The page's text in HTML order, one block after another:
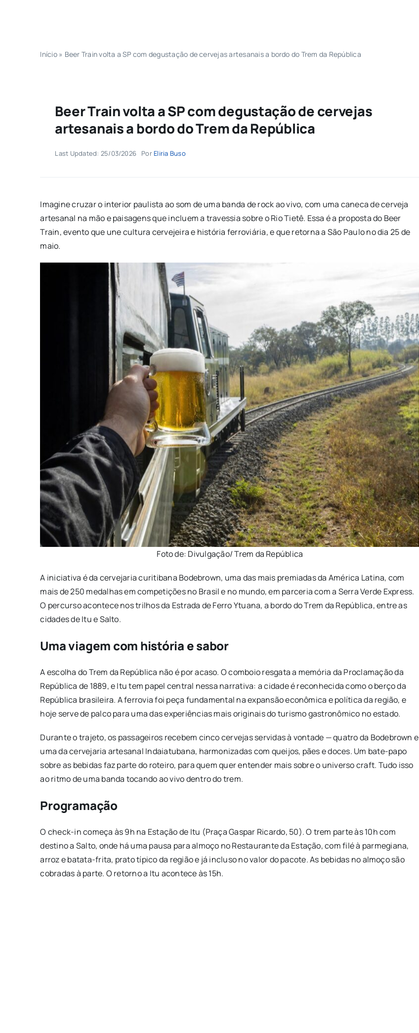
Início» Beer Train volta a SP com degustação de cervejas artesanais a bordo do Trem da República
Beer Train volta a SP com degustação de cervejas
artesanais a bordo do Trem da República
Last Updated: 25/03/2026 PorEliria Buso
Imagine cruzar o interior paulista ao som de uma banda de rock ao vivo, com uma caneca de cerveja
artesanal na mão e paisagens que incluem a travessia sobre o Rio Tietê. Essa é a proposta do Beer
Train, evento que une cultura cervejeira e história ferroviária, e que retorna a São Paulo no dia 25 de
maio.
Foto de: Divulgação/ Trem da República
A iniciativa é da cervejaria curitibana Bodebrown, uma das mais premiadas da América Latina, com
mais de 250 medalhas em competições no Brasil e no mundo, em parceria com a Serra Verde Express.
O percurso acontece nos trilhos da Estrada de Ferro Ytuana, a bordo do Trem da República, entre as
cidades de Itu e Salto.
Uma viagem com história e sabor
A escolha do Trem da República não é por acaso. O comboio resgata a memória da Proclamação da
República de 1889, e Itu tem papel central nessa narrativa: a cidade é reconhecida como o berço da
República brasileira. A ferrovia foi peça fundamental na expansão econômica e política da região, e
hoje serve de palco para uma das experiências mais originais do turismo gastronômico no estado.
Durante o trajeto, os passageiros recebem cinco cervejas servidas à vontade — quatro da Bodebrown e
uma da cervejaria artesanal Indaiatubana, harmonizadas com queijos, pães e doces. Um bate-papo
sobre as bebidas faz parte do roteiro, para quem quer entender mais sobre o universo craft. Tudo isso
ao ritmo de uma banda tocando ao vivo dentro do trem.
Programação
O check-in começa às 9h na Estação de Itu (Praça Gaspar Ricardo, 50). O trem parte às 10h com
destino a Salto, onde há uma pausa para almoço no Restaurante da Estação, com filé à parmegiana,
arroz e batata-frita, prato típico da região e já incluso no valor do pacote. As bebidas no almoço são
cobradas à parte. O retorno a Itu acontece às 15h.